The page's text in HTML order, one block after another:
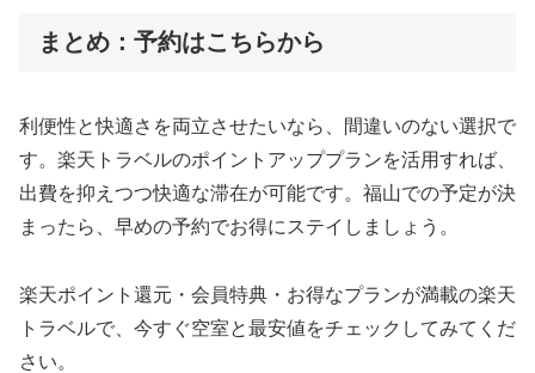
まとめ：予約はこちらから
利便性と快適さを両立させたいなら、間違いのない選択で
す。楽天トラベルのポイントアッププランを活用すれば、
出費を抑えつつ快適な滞在が可能です。福山での予定が決
まったら、早めの予約でお得にステイしましょう。
楽天ポイント還元・会員特典・お得なプランが満載の楽天
トラベルで、今すぐ空室と最安値をチェックしてみてくだ
さい。